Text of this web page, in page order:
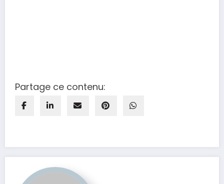
Partage ce contenu: